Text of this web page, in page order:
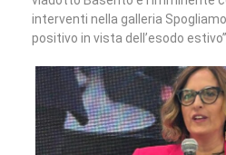
interventi nella galleria
positivo in vista dell’esodo estivo”